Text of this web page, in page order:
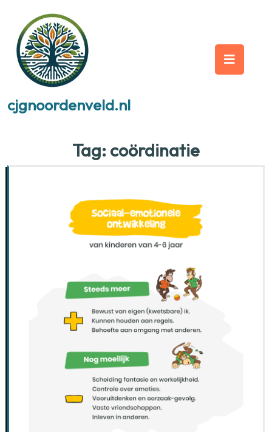
content
cjgnoordenveld.nl
Tag:coördinatie